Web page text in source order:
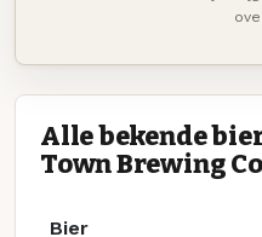
Alle bekende
Town Brewing
Bier